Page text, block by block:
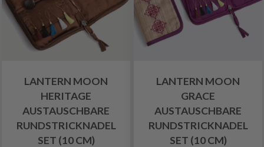
LANTERN MOON
HERITAGE
AUSTAUSCHBARE
RUNDSTRICKNADEL
SET (10 CM)
LANTERN MOON
GRACE
AUSTAUSCHBARE
RUNDSTRICKNADEL
SET (10 CM)